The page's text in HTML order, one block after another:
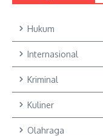
Hukum
Internasional
Kriminal
Kuliner
Olahraga